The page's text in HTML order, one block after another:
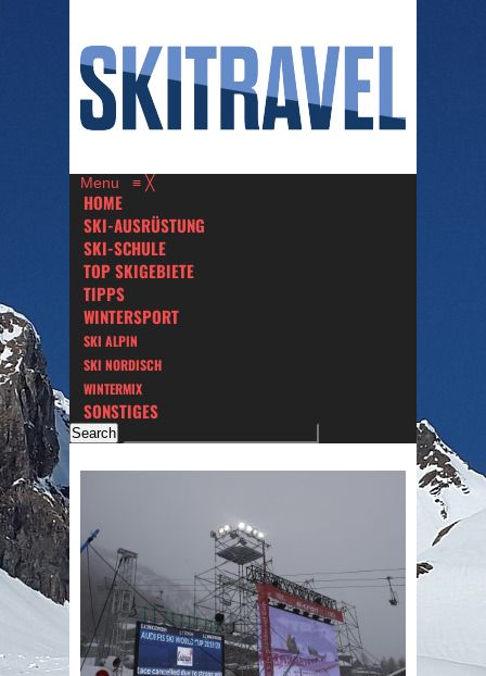
Menu ≡ ╳
HOME
SKI-AUSRÜSTUNG
SKI-SCHULE
TOP SKIGEBIETE
TIPPS
WINTERSPORT
SKI ALPIN
SKI NORDISCH
WINTERMIX
SONSTIGES